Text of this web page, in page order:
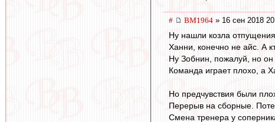
# BM1964 » 16 сен 2018
Ну нашли козла
Ханни, конечно не айс. А
Ну Зобнин, пожалуй, но
Команда играет плохо, а
Но предчувствия были
Перерыв на сборные.
Смена тренера у